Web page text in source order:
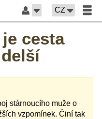
CZ
cesta
stárnoucího muže o
vzpomínek. Činí tak